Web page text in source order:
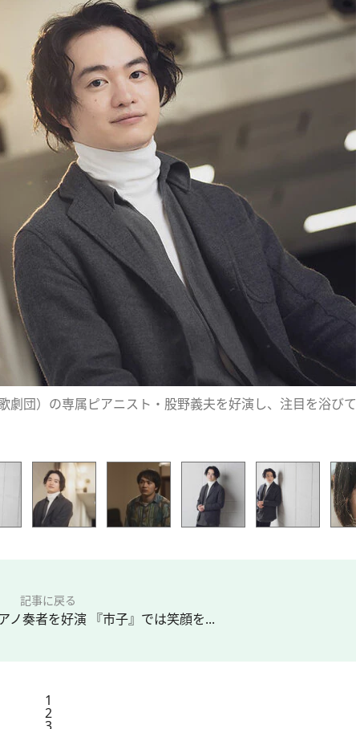
劇団）の専属ピアニスト・股野義夫を好演し、注目を浴びて
記事に戻る
ノ奏者を好演 『市子』では笑顔を...
1
2